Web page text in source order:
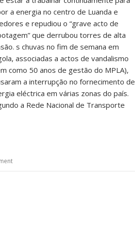
a energia no centro de Luanda e
e repudiou o “grave acto de
que derrubou torres de alta
s chuvas no fim de semana em
associadas a actos de vandalismo
como 50 anos de gestão do MPLA),
a interrupção no fornecimento de
eléctrica em várias zonas do país.
a Rede Nacional de Transporte